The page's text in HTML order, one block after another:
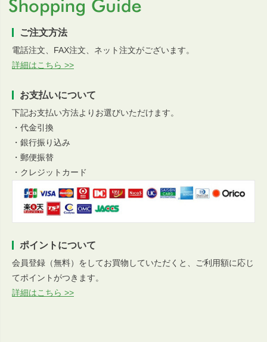
ご注文方法
電話注文、FAX注文、ネット注文がございます。
詳細はこちら >>
お支払いについて
下記お支払い方法よりお選びいただけます。
・代金引換
・銀行振り込み
・郵便振替
・クレジットカード
ポイントについて
会員登録（無料）をしてお買物していただくと、ご利用額に応じ
てポイントがつきます。
詳細はこちら >>